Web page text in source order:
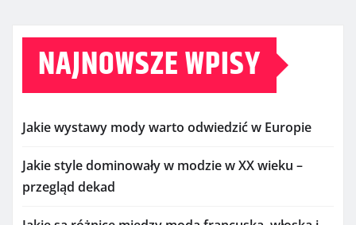
NAJNOWSZE WPISY
Jakie wystawy mody warto odwiedzić w Europie
Jakie style dominowały w modzie w XX wieku –
przegląd dekad